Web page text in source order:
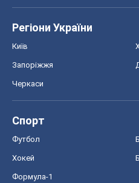
Регіони України
Київ
Запоріжжя
Черкаси
Спорт
Футбол
Хокей
Формула-1